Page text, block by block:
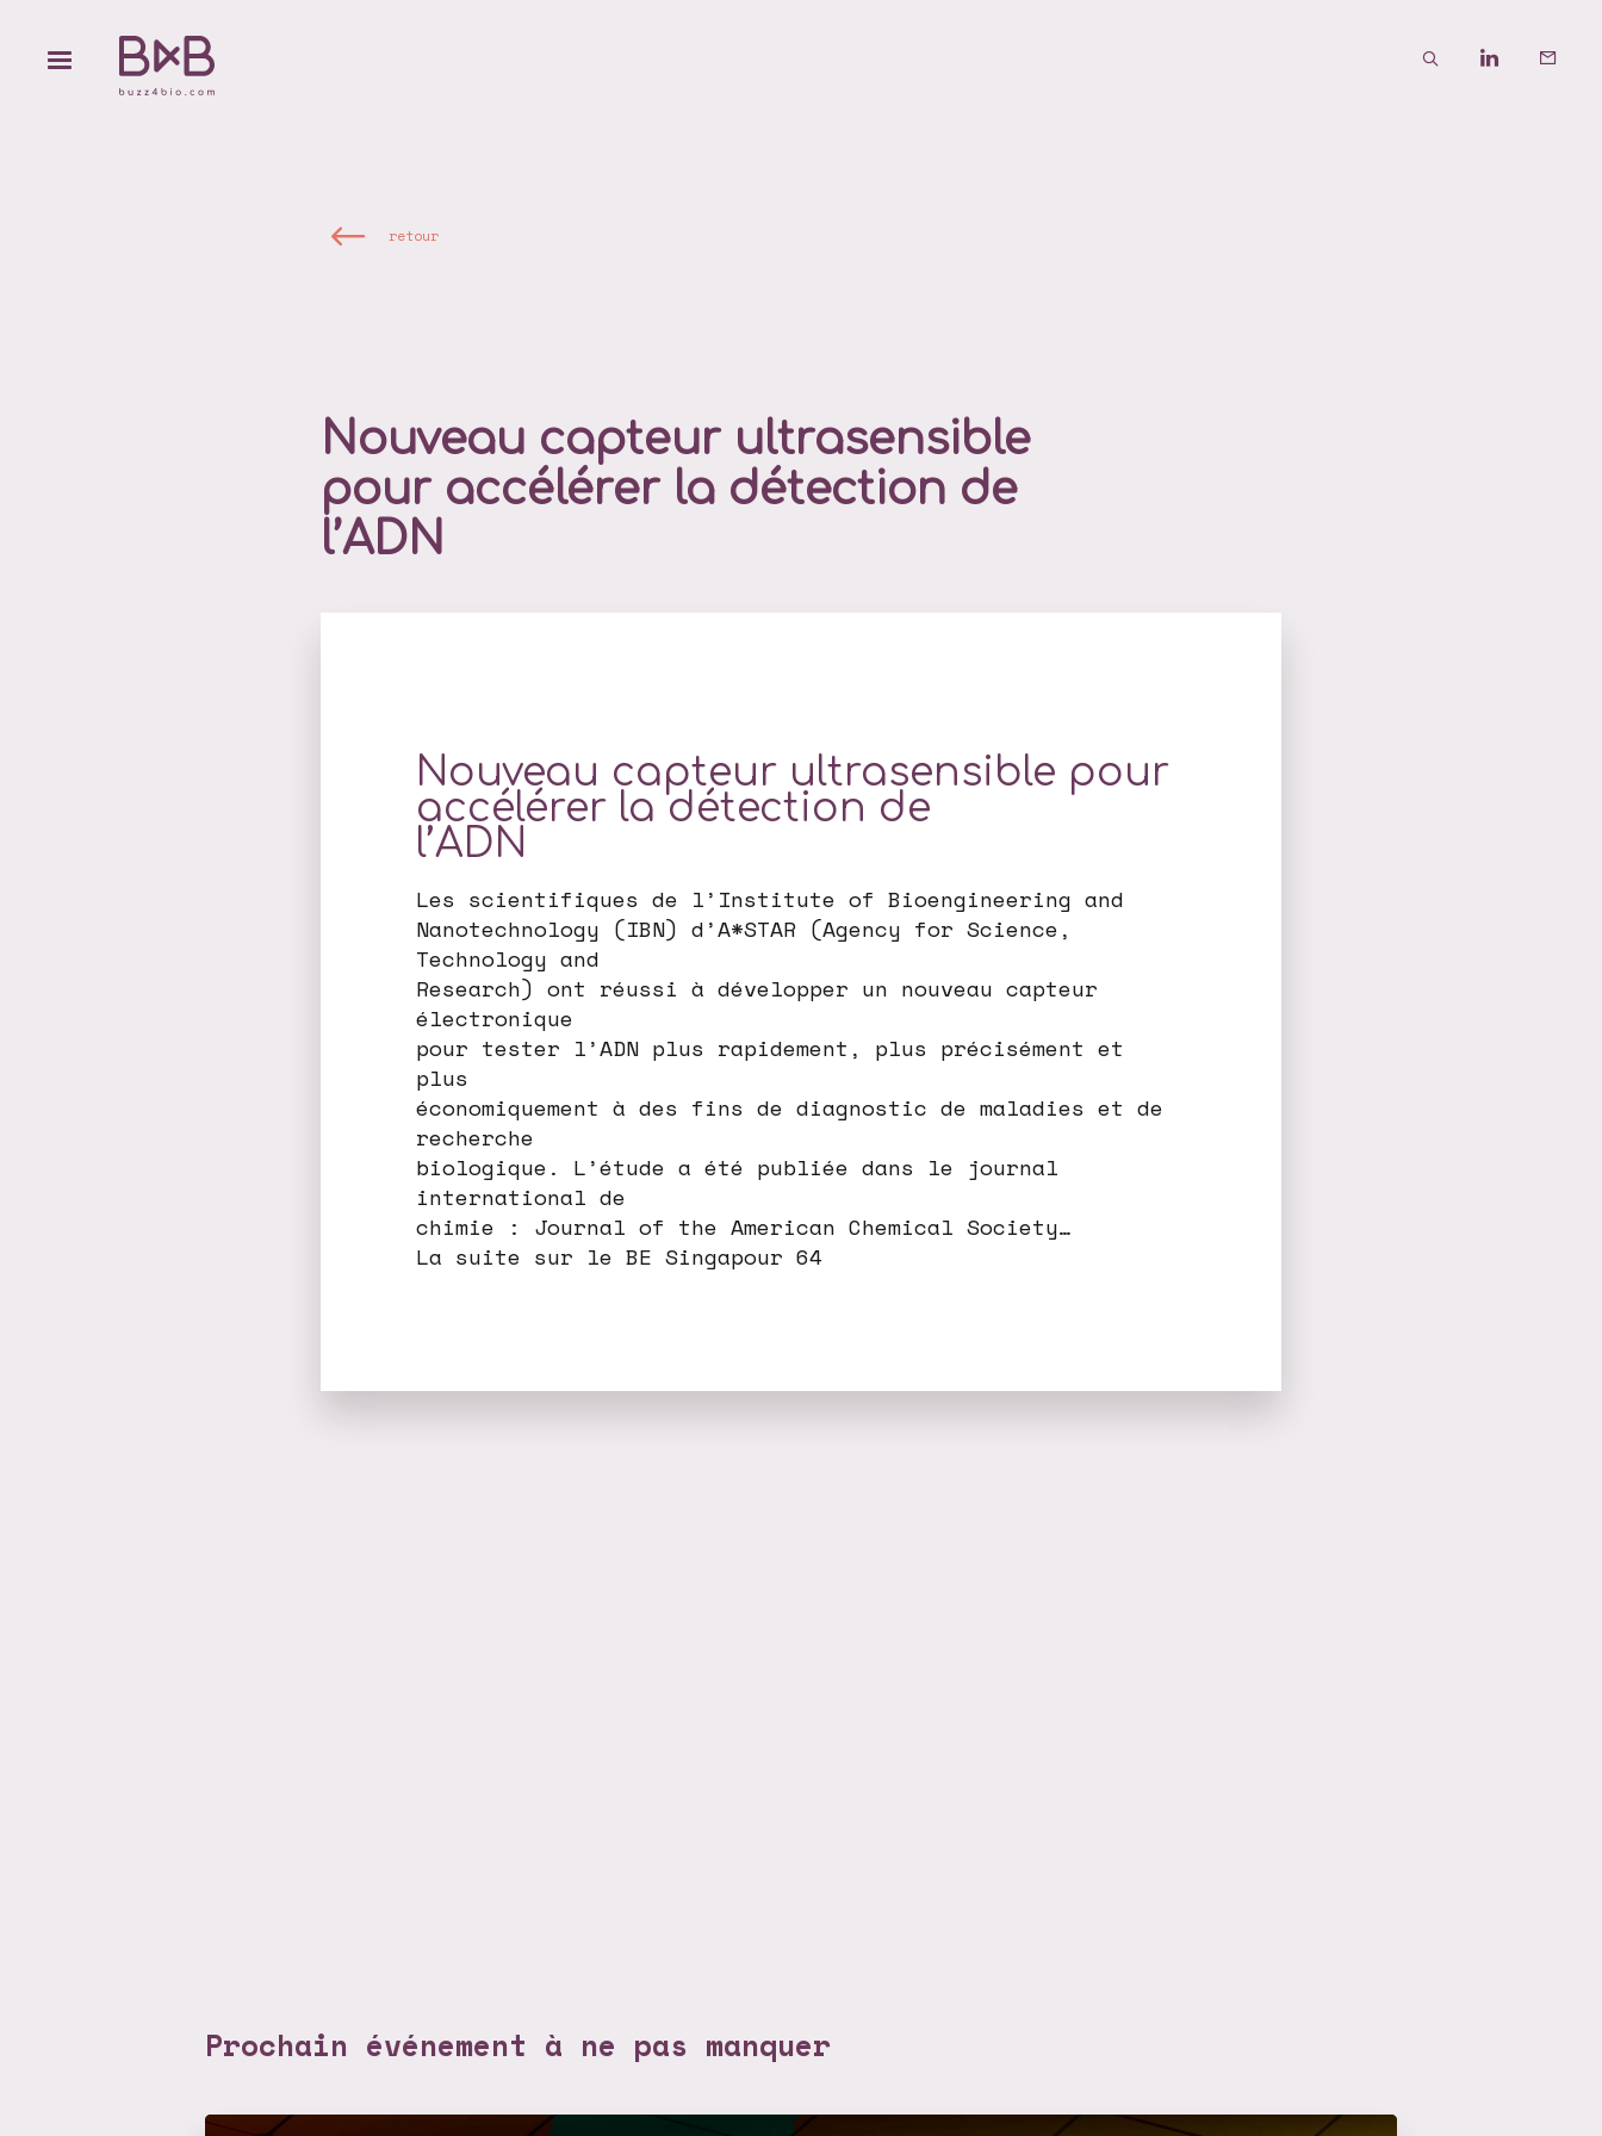
retour
Nouveau capteur ultrasensible
pour accélérer la détection de
l’ADN
Nouveau capteur ultrasensible pour
accélérer la détection de
l’ADN
Les scientifiques de l’Institute of Bioengineering and
Nanotechnology (IBN) d’A*STAR (Agency for Science,
Technology and
Research) ont réussi à développer un nouveau capteur
électronique
pour tester l’ADN plus rapidement, plus précisément et
plus
économiquement à des fins de diagnostic de maladies et de
recherche
biologique. L’étude a été publiée dans le journal
international de
chimie : Journal of the American Chemical Society…
La suite sur le BE Singapour 64
Prochain événement à ne pas manquer